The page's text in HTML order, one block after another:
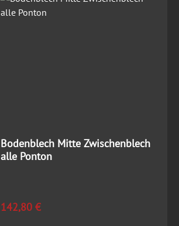
Bodenblech Mitte Zwischenblech
alle Ponton
Regulärer Preis:
142,80 €